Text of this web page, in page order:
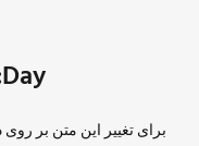
Day: آذر 17, 1396
برای تغییر این متن بر